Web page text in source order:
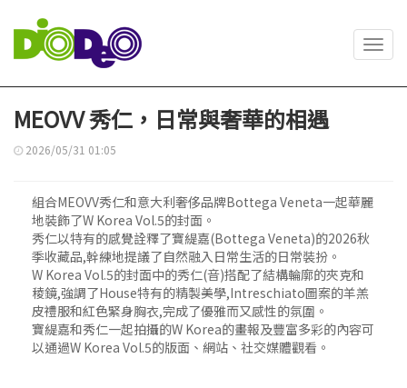
MEOVV 秀仁，日常與奢華的相遇
2026/05/31 01:05
組合MEOVV秀仁和意大利奢侈品牌Bottega Veneta一起華麗
地裝飾了W Korea Vol.5的封面。
秀仁以特有的感覺詮釋了寶緹嘉(Bottega Veneta)的2026秋
季收藏品,幹練地提議了自然融入日常生活的日常裝扮。
W Korea Vol.5的封面中的秀仁(音)搭配了結構輪廓的夾克和
稜鏡,強調了House特有的精製美學,Intreschiato圖案的羊羔
皮禮服和紅色緊身胸衣,完成了優雅而又感性的氛圍。
寶緹嘉和秀仁一起拍攝的W Korea的畫報及豐富多彩的內容可
以通過W Korea Vol.5的版面、網站、社交媒體觀看。